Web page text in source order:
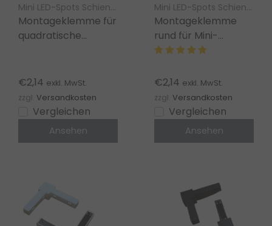
Mini LED-Spots Schienenbeleuchtung – Luksus
Montageklemme für
quadratische
Stromschienen系统
€2,14 exkl. MwSt.
zzgl. Versandkosten
Vergleichen
Ansehen
Mini LED-Spots Schienenbeleuchtung – Luksus
Montageklemme
rund für Mini-
Schiene rund – MD3 |
Schienen
€2,14 exkl. MwSt.
zzgl. Versandkosten
Vergleichen
Ansehen